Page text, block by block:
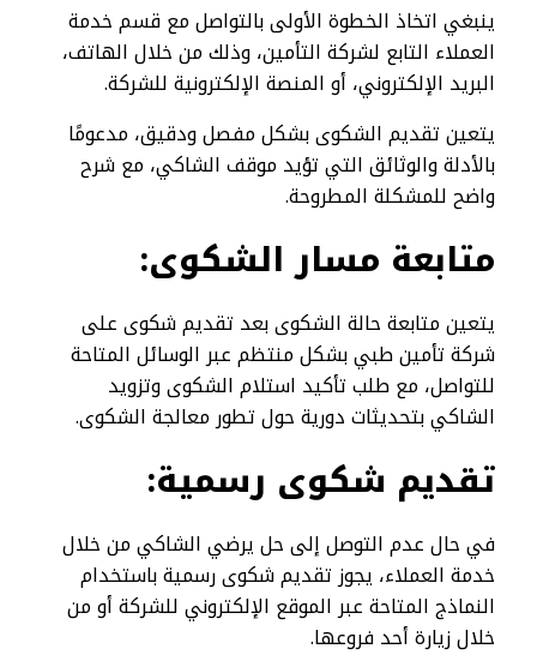
ينبغي اتخاذ الخطوة الأولى بالتواصل مع قسم خدمة
العملاء التابع لشركة التأمين، وذلك من خلال الهاتف،
البريد الإلكتروني، أو المنصة الإلكترونية للشركة.
يتعين تقديم الشكوى بشكل مفصل ودقيق، مدعومًا
بالأدلة والوثائق التي تؤيد موقف الشاكي، مع شرح
واضح للمشكلة المطروحة.
متابعة مسار الشكوى:
يتعين متابعة حالة الشكوى بعد تقديم شكوى على
شركة تأمين طبي بشكل منتظم عبر الوسائل المتاحة
للتواصل، مع طلب تأكيد استلام الشكوى وتزويد
الشاكي بتحديثات دورية حول تطور معالجة الشكوى.
تقديم شكوى رسمية:
في حال عدم التوصل إلى حل يرضي الشاكي من خلال
خدمة العملاء، يجوز تقديم شكوى رسمية باستخدام
النماذج المتاحة عبر الموقع الإلكتروني للشركة أو من
خلال زيارة أحد فروعها.